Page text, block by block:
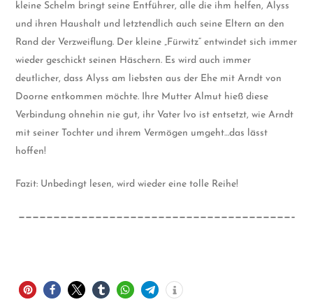
kleine Schelm bringt seine Entführer, alle die ihm helfen, Alyss
und ihren Haushalt und letztendlich auch seine Eltern an den
Rand der Verzweiflung. Der kleine „Fürwitz“ entwindet sich immer
wieder geschickt seinen Häschern. Es wird auch immer
deutlicher, dass Alyss am liebsten aus der Ehe mit Arndt von
Doorne entkommen möchte. Ihre Mutter Almut hieß diese
Verbindung ohnehin nie gut, ihr Vater Ivo ist entsetzt, wie Arndt
mit seiner Tochter und ihrem Vermögen umgeht…das lässt
hoffen!
Fazit: Unbedingt lesen, wird wieder eine tolle Reihe!
———————————————————————————————————————–